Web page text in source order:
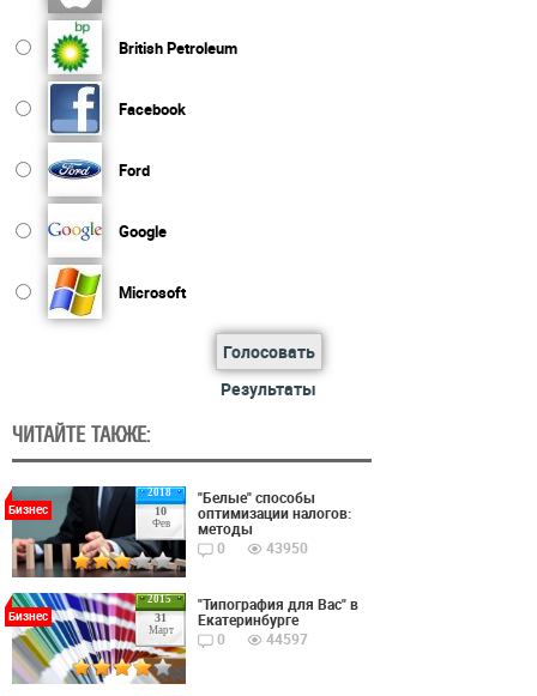
British Petroleum
Facebook
Ford
Google
Microsoft
Голосовать
Результаты
ЧИТАЙТЕ ТАКЖЕ:
2018
10
Фев
Бизнес
"Белые" способы
оптимизации налогов:
методы
0
43950
2015
31
Март
Бизнес
"Типография для Вас" в
Екатеринбурге
0
44597